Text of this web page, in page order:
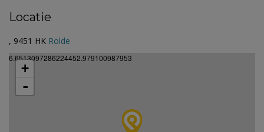
Locatie
, 9451 HK Rolde
6.6513097286224452.979100987953
+
-